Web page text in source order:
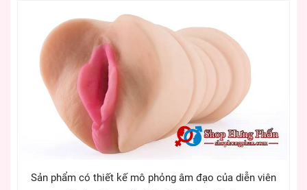
Sản phẩm có thiết kế mô phỏng âm đạo của diễn viên